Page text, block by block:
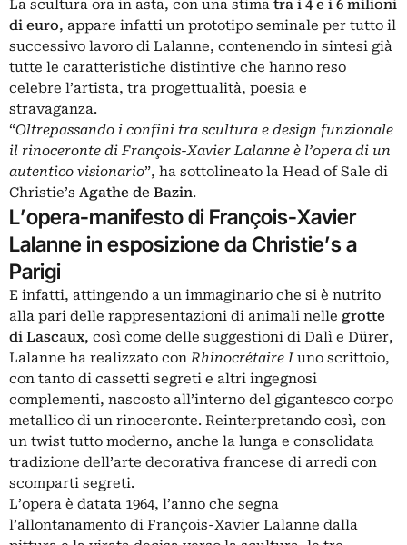
La scultura ora in asta, con una stima tra i 4 e i 6 milioni
di euro, appare infatti un prototipo seminale per tutto il
successivo lavoro di Lalanne, contenendo in sintesi già
tutte le caratteristiche distintive che hanno reso
celebre l’artista, tra progettualità, poesia e
stravaganza.
“Oltrepassando i confini tra scultura e design funzionale
il rinoceronte di François-Xavier Lalanne è l’opera di un
autentico visionario”, ha sottolineato la Head of Sale di
Christie’s Agathe de Bazin.
L’opera-manifesto di François-Xavier
Lalanne in esposizione da Christie’s a
Parigi
E infatti, attingendo a un immaginario che si è nutrito
alla pari delle rappresentazioni di animali nelle grotte
di Lascaux, così come delle suggestioni di Dalì e Dürer,
Lalanne ha realizzato conRhinocrétaire Iuno scrittoio,
con tanto di cassetti segreti e altri ingegnosi
complementi, nascosto all’interno del gigantesco corpo
metallico di un rinoceronte. Reinterpretando così, con
un twist tutto moderno, anche la lunga e consolidata
tradizione dell’arte decorativa francese di arredi con
scomparti segreti.
L’opera è datata 1964, l’anno che segna
l’allontanamento di François-Xavier Lalanne dalla